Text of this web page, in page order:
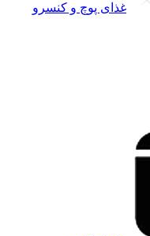
غذای پوچ و کنسرو